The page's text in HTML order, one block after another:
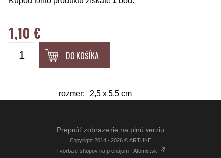
1,10 €
DO KOŠÍKA
rozmer: 2,5 x 5,5 cm
Prepnúť zobrazenie na plnú verziu
Copyright 2014 - 2026 © ARTUNE
Tvorba e-shopov na prenájom - Atomer.sk